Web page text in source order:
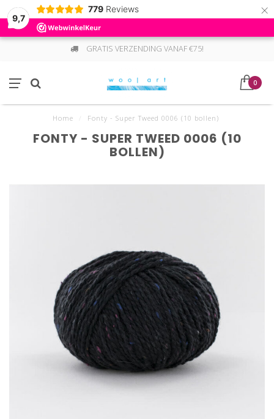
9,7
779 Reviews ×
GRATIS VERZENDING VANAF €75!
0
Home Fonty - Super Tweed 0006 (10 bollen)
FONTY - SUPER TWEED 0006 (10
BOLLEN)